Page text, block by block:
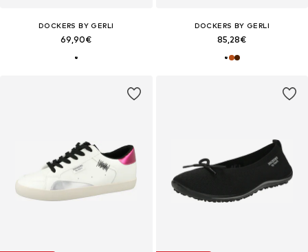
DOCKERS BY GERLI
69,90€
DOCKERS BY GERLI
85,28€